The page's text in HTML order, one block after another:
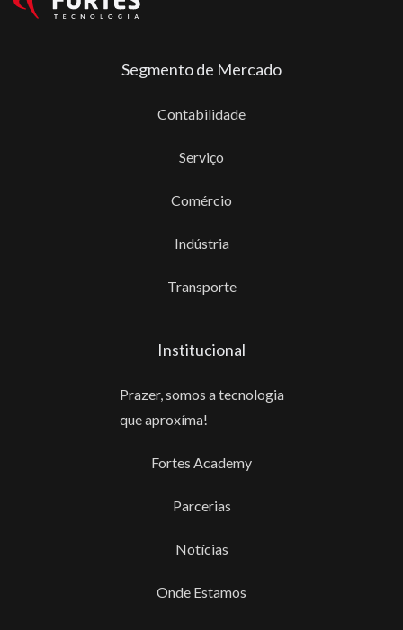
Segmento de Mercado
Contabilidade
Serviço
Comércio
Indústria
Transporte
Institucional
Prazer, somos a tecnologia
que aproxíma!
Fortes Academy
Parcerias
Notícias
Onde Estamos